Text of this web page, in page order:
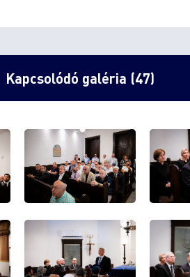
Kapcsolódó galéria (47)